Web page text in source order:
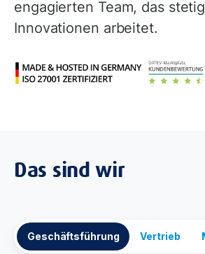
engagierten Team, das
Innovationen arbeitet.
Das sind wir
Geschäftsführung Vertrieb